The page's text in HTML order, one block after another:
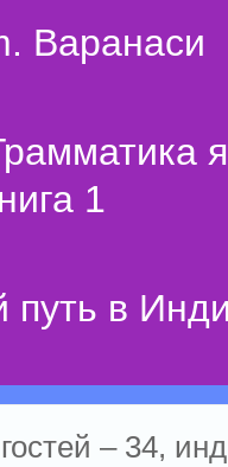
Варанаси
1
путь в
– 34,